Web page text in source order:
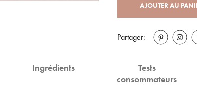
AJOUTER AU
Partager:
Ingrédients
Tests
consommateurs